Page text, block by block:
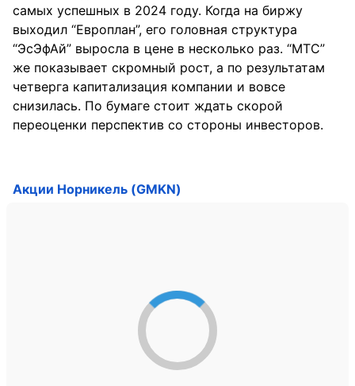
самых успешных в 2024 году. Когда на биржу
выходил “Европлан”, его головная структура
“ЭсЭфАй” выросла в цене в несколько раз. “МТС”
же показывает скромный рост, а по результатам
четверга капитализация компании и вовсе
снизилась. По бумаге стоит ждать скорой
переоценки перспектив со стороны инвесторов.
Акции Норникель (GMKN)